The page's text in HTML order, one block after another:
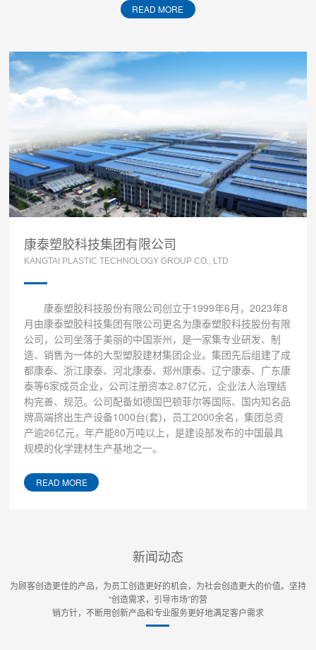
READ MORE
康泰塑胶科技集团有限公司
KANGTAI PLASTIC TECHNOLOGY GROUP CO., LTD
康泰塑胶科技股份有限公司创立于1999年6月，2023年8
月由康泰塑胶科技集团有限公司更名为康泰塑胶科技股份有限
公司，公司坐落于美丽的中国崇州，是一家集专业研发、制
造、销售为一体的大型塑胶建材集团企业。集团先后组建了成
都康泰、浙江康泰、河北康泰、郑州康泰、辽宁康泰、广东康
泰等6家成员企业，公司注册资本2.87亿元，企业法人治理结
构完善、规范。公司配备如德国巴顿菲尔等国际、国内知名品
牌高端挤出生产设备1000台(套)，员工2000余名，集团总资
产逾26亿元，年产能80万吨以上，是建设部发布的中国最具
规模的化学建材生产基地之一。
READ MORE
新闻动态
为顾客创造更佳的产品，为员工创造更好的机会，为社会创造更大的价值。坚持
“创造需求，引导市场”的营
销方针，不断用创新产品和专业服务更好地满足客户需求